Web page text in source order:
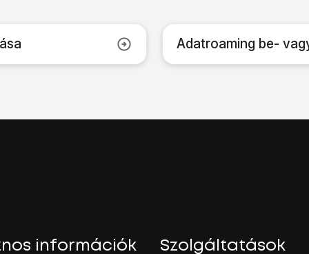
Adatroaming be-
információk Szolgáltatások